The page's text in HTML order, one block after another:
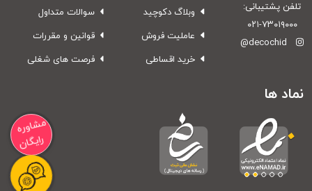
تلفن پشتیبانی:
۰۲۱-۷۳۰۱۹۰۰۰
@decochid
وبلاگ دکوچید
عاملیت فروش
خرید اقساطی
سوالات متداول
قوانین و مقررات
فرصت های شغلی
نماد ها
مشاوره
رایگان